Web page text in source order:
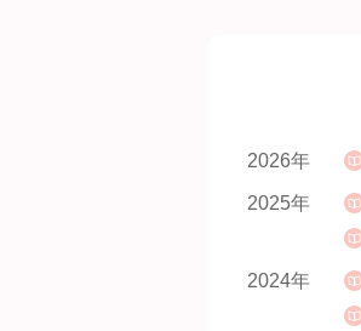
2026年
2025年
2024年